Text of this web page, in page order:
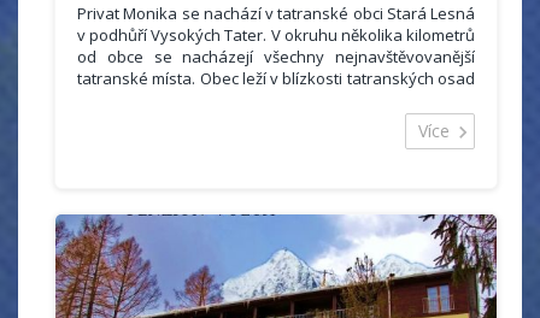
Privat Monika se nachází v tatranské obci Stará Lesná
v podhůří Vysokých Tater. V okruhu několika kilometrů
od obce se nacházejí všechny nejnavštěvovanější
tatranské místa. Obec leží v blízkosti tatranských osad
vhodným východiskem na pěší, cyklistické a
vysokohorské túry. Z obce jsou snadno dostupné
vhodné pro rodiny.
Více